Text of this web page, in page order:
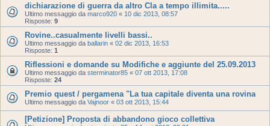
dichiarazione di guerra da altro Cla a tempo illimita.....
Ultimo messaggio da marco920 « 10 dic 2013, 08:57
Risposte: 9
Rovine..casualmente livelli bassi..
Ultimo messaggio da ballarin « 02 dic 2013, 16:53
Risposte: 1
Riflessioni e domande su Modifiche e aggiunte del 25.09.2013
Ultimo messaggio da sterminator85 « 07 ott 2013, 17:08
Risposte: 24
Premio quest / pergamena "La tua capitale diventa una rovina
Ultimo messaggio da Vajnoor « 03 ott 2013, 15:44
[Petizione] Proposta di abbandono gioco collettiva